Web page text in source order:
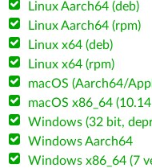
Linux Aarch64 (deb)
Linux Aarch64 (rpm)
Linux x64 (deb)
Linux x64 (rpm)
macOS (Aarch64/
macOS x86_64
Windows (32 bit,
Windows Aarch64
Windows x86_64 (7